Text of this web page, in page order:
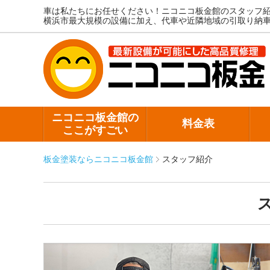
車は私たちにお任せください！ニコニコ板金館のスタッフ
横浜市最大規模の設備に加え、代車や近隣地域の引取り納
ニコニコ板金館の
ここがすごい
料金表
板金塗装ならニコニコ板金館 スタッフ紹介